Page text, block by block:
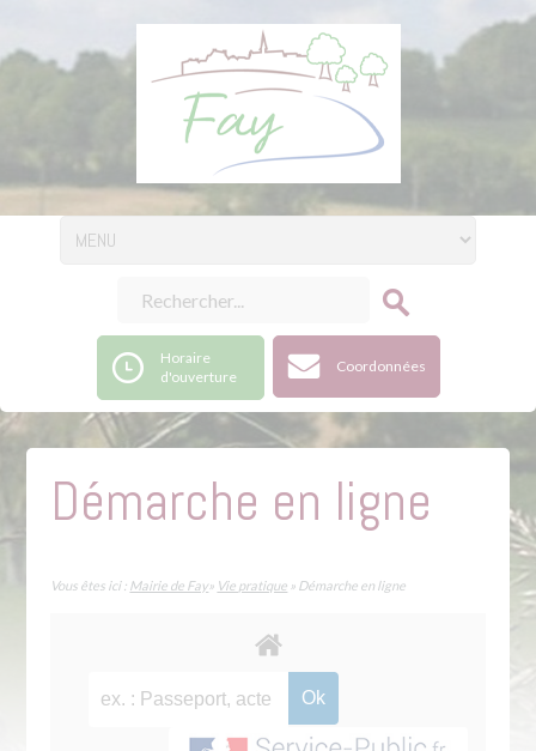
Horaire
d'ouverture
Coordonnées
Démarche en ligne
Vous êtes ici : Mairie de Fay» Vie pratique » Démarche en ligne